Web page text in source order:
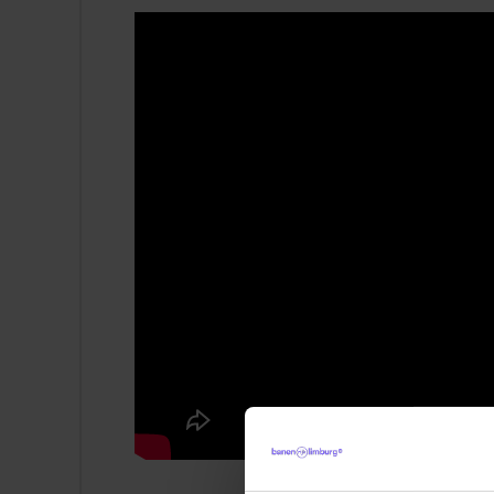
nieuwsgierig, ondernemend en weet
energie en communicatieve vaardigheden
collega's.